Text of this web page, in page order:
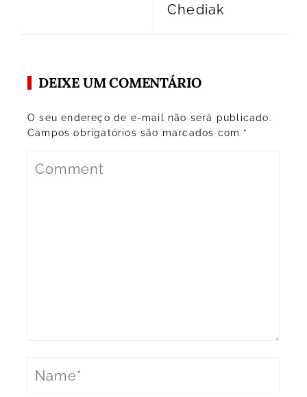
Chediak
DEIXE UM COMENTÁRIO
O seu endereço de e-mail não será publicado.
Campos obrigatórios são marcados com *